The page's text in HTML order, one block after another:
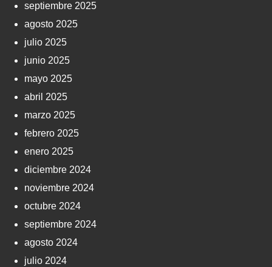
septiembre 2025
agosto 2025
julio 2025
junio 2025
mayo 2025
abril 2025
marzo 2025
febrero 2025
enero 2025
diciembre 2024
noviembre 2024
octubre 2024
septiembre 2024
agosto 2024
julio 2024